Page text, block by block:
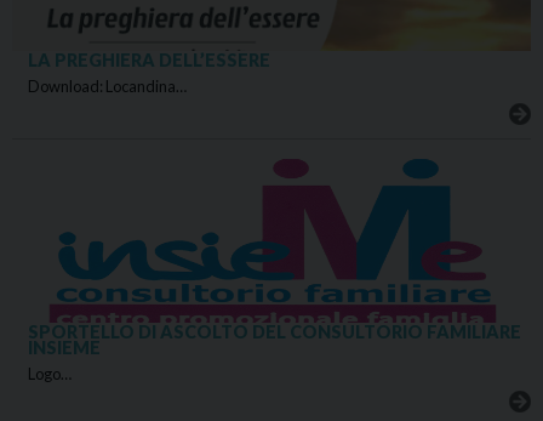
LA PREGHIERA DELL’ESSERE
Download: Locandina…
SPORTELLO DI ASCOLTO DEL CONSULTORIO FAMILIARE
INSIEME
Logo…